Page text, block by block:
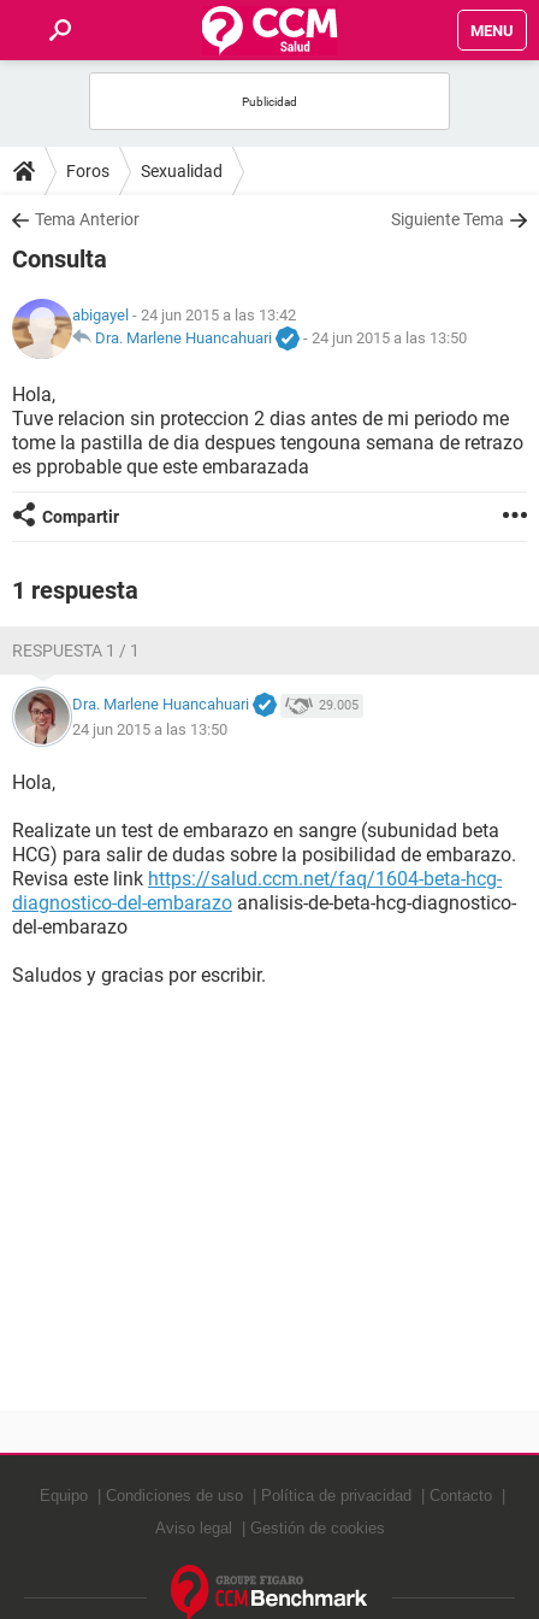
MENU
FOROS
SALUD
NUTRICIÓN
BIENESTAR
SEXUALIDAD
GLOSARIO
Foros Sexualidad
Tema Anterior Siguiente Tema
Consulta
abigayel - 24 jun 2015 a las 13:42
Dra. Marlene Huancahuari
- 24 jun 2015 a las 13:50
Hola,
Tuve relacion sin proteccion 2 dias antes de mi periodo me
tome la pastilla de dia despues tengouna semana de retrazo
es pprobable que este embarazada
Compartir
1 respuesta
RESPUESTA 1 / 1
Dra. Marlene Huancahuari 29.005
24 jun 2015 a las 13:50
Hola,
Realizate un test de embarazo en sangre (subunidad beta
HCG) para salir de dudas sobre la posibilidad de embarazo.
Revisa este link https://salud.ccm.net/faq/1604-beta-hcg-
diagnostico-del-embarazo analisis-de-beta-hcg-diagnostico-
del-embarazo
Saludos y gracias por escribir.
Equipo Condiciones de uso Política de privacidad
Contacto
Aviso legal
Gestión de cookies